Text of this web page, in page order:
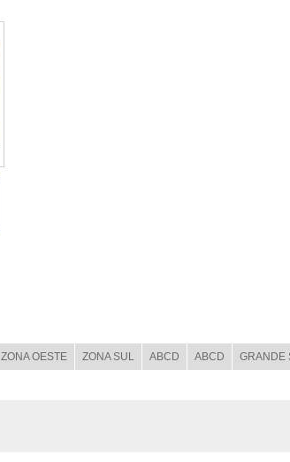
ZONA OESTE ZONA SUL ABCD ABCD GRANDE